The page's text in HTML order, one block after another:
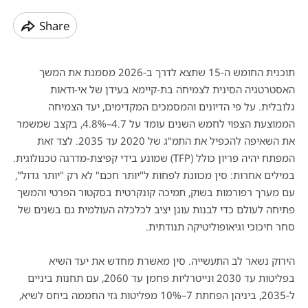
Share
תוכנית החומש ה-15 שתצא לדרך ב-2026 מסמנת את המשך
האסטרטגיה הסינית לצמיחה בת-קיימא בעידן של אי-ודאות
גלובלית. על פי הדיונים והמסמכים המקדימים, יעד הצמיחה
הממוצעת הצפוי לחמש השנים עומד על 4.7–4.8%, בקצב שמשמר
את השאיפה להכפיל את התמ"ג של 2020 עד 2035. לצד זאת
המפתח יהיה פריון כולל (TFP) שמונע בידי קפיצת-מדרגה טכנולוגית.
במילים אחרות: סין מכוונת לפחות ל"יותר חכם" לא רק "יותר גדול",
עם מערך רפורמות בשוק, תמיכה קונקרטית בסקטור הפרטי והמשך
פתיחה לעולם כדי לבנות עוגן יציב לכלכלה העולמית גם בשנים של
סחר חיכוכי וגיאופוליטיקה תנודתית.
הירוק נשאר לב התעשייה. סין מאשרת מחדש את יעד השיא
בפליטות עד 2030 ונייטרליות פחמן עד 2060, עם תחנות ביניים
ל-2035, ביניהן הפחתת 7–10% מפליטות גזי החממה ביחס לשיא,